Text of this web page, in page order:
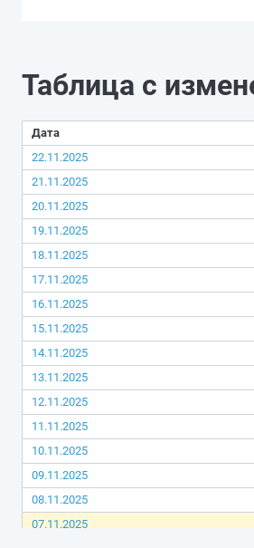
Таблица с
Дата
22.11.2025
21.11.2025
20.11.2025
19.11.2025
18.11.2025
17.11.2025
16.11.2025
15.11.2025
14.11.2025
13.11.2025
12.11.2025
11.11.2025
10.11.2025
09.11.2025
08.11.2025
07.11.2025